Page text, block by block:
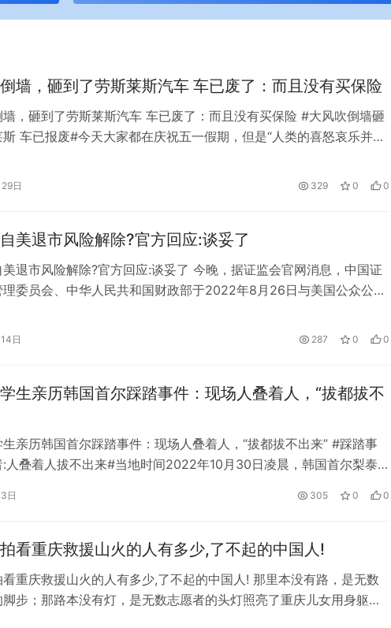
墙，砸到了劳斯莱斯汽车 车已废了：而且没有买保险
墙，砸到了劳斯莱斯汽车 车已废了：而且没有买保险 #大风吹倒墙砸
车已报废#今天大家都在庆祝五一假期，但是“人类的喜怒哀乐并不
场视频画面来看，这辆劳斯莱斯从外表看处于报废状态。全车凹陷，
日 329 0 0
美退市风险解除?官方回应:谈妥了
美退市风险解除?官方回应:谈妥了 今晚，据证监会官网消息，中国证
理委员会、中华人民共和国财政部于2022年8月26日与美国公众公司
兵认为有几大关键点： 1、中概股退市的风险是否已经解除？ 官方的
日 287 0 0
生亲历韩国首尔踩踏事件：现场人叠着人，“拔都拔不
亲历韩国首尔踩踏事件：现场人叠着人，“拔都拔不出来” #踩踏事
:人叠着人拔不出来#当地时间2022年10月30日凌晨，韩国首尔梨泰
亡“擦身而过”。2022年10月29日晚，万圣节活动期间，韩国首尔梨泰
日 305 0 0
看重庆救援山火的人有多少,了不起的中国人!
看重庆救援山火的人有多少,了不起的中国人! 那里本没有路，是无数
步；那路本没有灯，是无数志愿者的头灯照亮了重庆儿女用身躯铸